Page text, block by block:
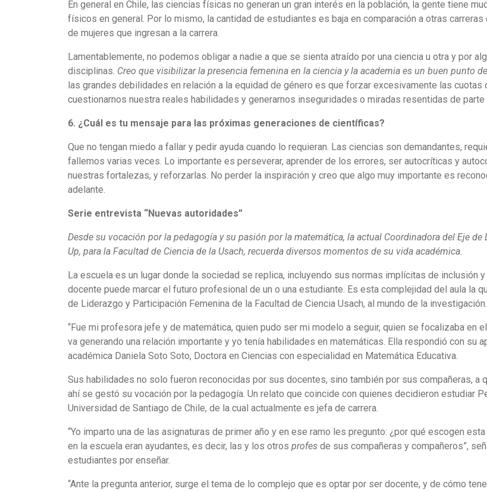
En general en Chile, las ciencias físicas no generan un gran interés en la población, la gente tiene
físicos en general. Por lo mismo, la cantidad de estudiantes es baja en comparación a otras
de mujeres que ingresan a la carrera.
Lamentablemente, no podemos obligar a nadie a que se sienta atraído por una ciencia u otra y por
disciplinas. Creo que visibilizar la presencia femenina en la ciencia y la academia es un buen punto
las grandes debilidades en relación a la equidad de género es que forzar excesivamente las
cuestionarnos nuestra reales habilidades y generarnos inseguridades o miradas resentidas de
6. ¿Cuál es tu mensaje para las próximas generaciones de científicas?
Que no tengan miedo a fallar y pedir ayuda cuando lo requieran. Las ciencias son demandantes,
fallemos varias veces. Lo importante es perseverar, aprender de los errores, ser autocríticas y
nuestras fortalezas, y reforzarlas. No perder la inspiración y creo que algo muy importante es
adelante.
Serie entrevista “Nuevas autoridades”
Desde su vocación por la pedagogía y su pasión por la matemática, la actual Coordinadora del Eje
Up, para la Facultad de Ciencia de la Usach, recuerda diversos momentos de su vida académica.
La escuela es un lugar donde la sociedad se replica, incluyendo sus normas implícitas de inclusión
docente puede marcar el futuro profesional de un o una estudiante. Es esta complejidad del aula la
de Liderazgo y Participación Femenina de la Facultad de Ciencia Usach, al mundo de la investigación.
“Fue mi profesora jefe y de matemática, quien pudo ser mi modelo a seguir, quien se focalizaba en
va generando una relación importante y yo tenía habilidades en matemáticas. Ella respondió con su
académica Daniela Soto Soto, Doctora en Ciencias con especialidad en Matemática Educativa.
Sus habilidades no solo fueron reconocidas por sus docentes, sino también por sus compañeras, a
ahí se gestó su vocación por la pedagogía. Un relato que coincide con quienes decidieron estudiar
Universidad de Santiago de Chile, de la cual actualmente es jefa de carrera.
“Yo imparto una de las asignaturas de primer año y en ese ramo les pregunto: ¿por qué escogen
en la escuela eran ayudantes, es decir, las y los otros profes de sus compañeras y compañeros”,
estudiantes por enseñar.
“Ante la pregunta anterior, surge el tema de lo complejo que es optar por ser docente, y de cómo